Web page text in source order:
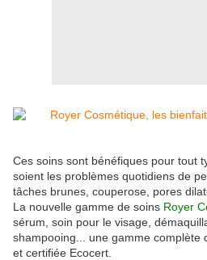
Ces soins sont bénéfiques pour tout
soient les problèmes quotidiens de
tâches brunes, couperose, pores
La nouvelle gamme de soins Royer
sérum, soin pour le visage,
shampooing... une gamme complète
et certifiée Ecocert.